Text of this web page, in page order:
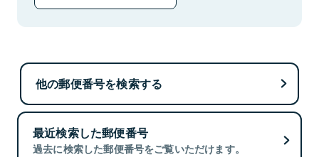
他の郵便番号を検索する
最近検索した郵便番号
過去に検索した郵便番号をご覧いただけます。